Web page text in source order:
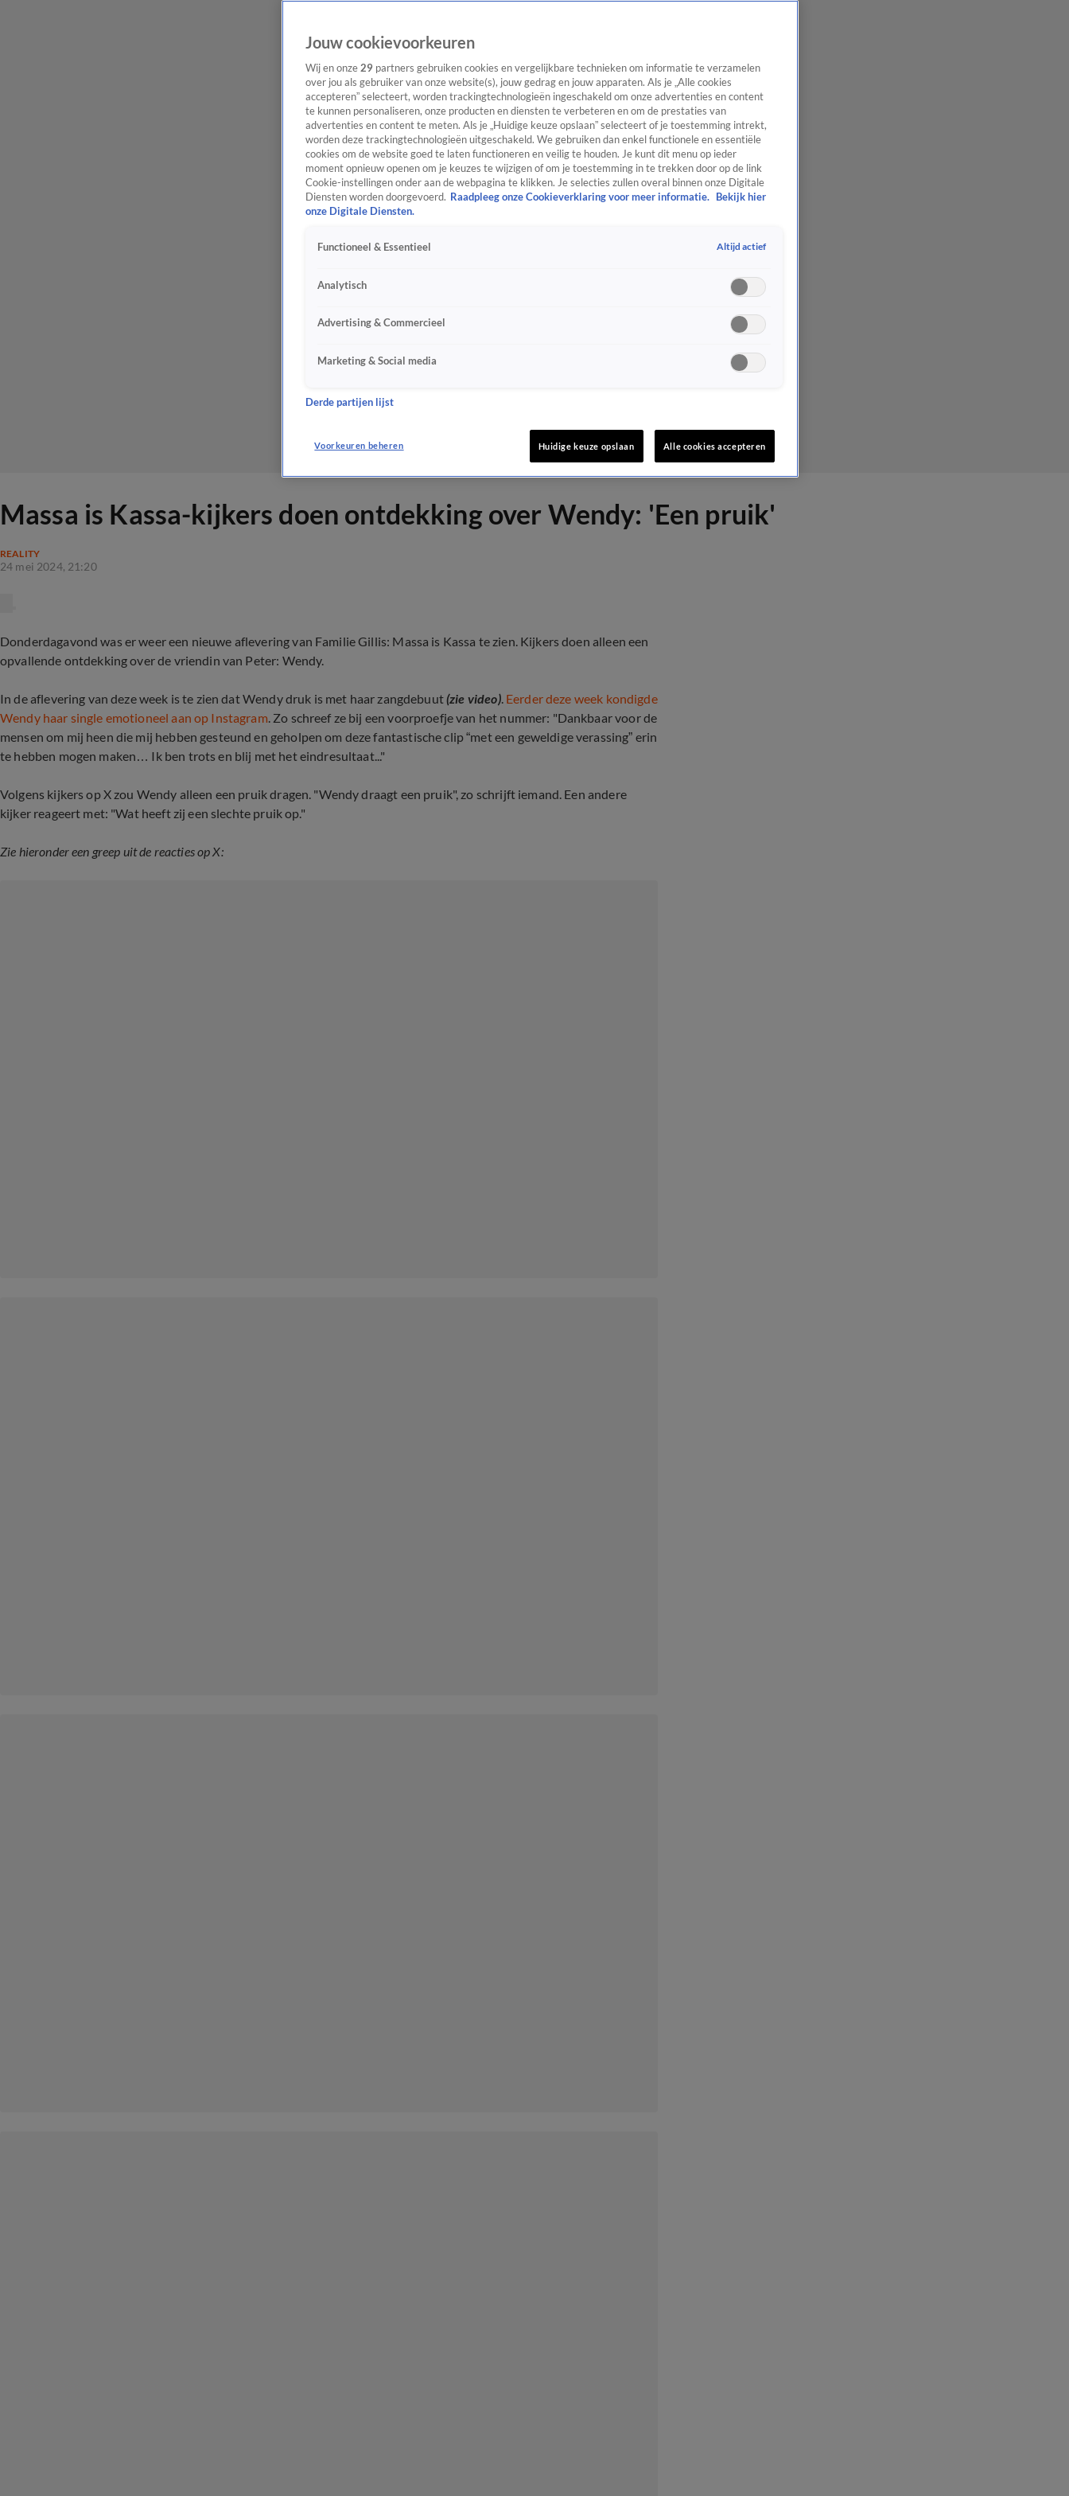
Massa is Kassa-kijkers doen ontdekking over Wendy: 'Een pruik'
REALITY
24 mei 2024, 21:20
Donderdagavond was er weer een nieuwe aflevering van Familie Gillis: Massa is Kassa te zien. Kijkers doen alleen een
opvallende ontdekking over de vriendin van Peter: Wendy.
In de aflevering van deze week is te zien dat Wendy druk is met haar zangdebuut(zie video). Eerder deze week kondigde
Wendy haar single emotioneel aan op Instagram. Zo schreef ze bij een voorproefje van het nummer: "Dankbaar voor de
mensen om mij heen die mij hebben gesteund en geholpen om deze fantastische clip “met een geweldige verassing” erin
te hebben mogen maken… Ik ben trots en blij met het eindresultaat..."
Volgens kijkers op X zou Wendy alleen een pruik dragen. "Wendy draagt een pruik", zo schrijft iemand. Een andere
kijker reageert met: "Wat heeft zij een slechte pruik op."
Zie hieronder een greep uit de reacties op X:
Jouw cookievoorkeuren
Wij en onze 29 partners gebruiken cookies en vergelijkbare technieken om informatie te verzamelen
over jou als gebruiker van onze website(s), jouw gedrag en jouw apparaten. Als je „Alle cookies
accepteren” selecteert, worden trackingtechnologieën ingeschakeld om onze advertenties en content
te kunnen personaliseren, onze producten en diensten te verbeteren en om de prestaties van
advertenties en content te meten. Als je „Huidige keuze opslaan” selecteert of je toestemming intrekt,
worden deze trackingtechnologieën uitgeschakeld. We gebruiken dan enkel functionele en essentiële
cookies om de website goed te laten functioneren en veilig te houden. Je kunt dit menu op ieder
moment opnieuw openen om je keuzes te wijzigen of om je toestemming in te trekken door op de link
Cookie-instellingen onder aan de webpagina te klikken. Je selecties zullen overal binnen onze Digitale
Diensten worden doorgevoerd. Raadpleeg onze Cookieverklaring voor meer informatie.
Bekijk hier
onze Digitale Diensten.
Functioneel & Essentieel Altijd actief
Analytisch
Advertising & Commercieel
Marketing & Social media
Derde partijen lijst
Voorkeuren beheren Huidige keuze opslaan Alle cookies accepteren